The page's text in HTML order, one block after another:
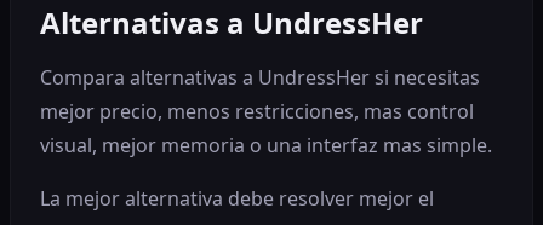
Alternativas a UndressHer
Compara alternativas a UndressHer si necesitas
mejor precio, menos restricciones, mas control
visual, mejor memoria o una interfaz mas simple.
La mejor alternativa debe resolver mejor el